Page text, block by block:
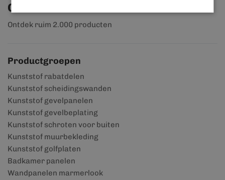
Ontdek ons assortiment
Ontdek ruim 2.000 producten
Productgroepen
Kunststof rabatdelen
Kunststof scheidingswanden
Kunststof gevelpanelen
Kunststof gevelbeplating
Kunststof schroten voor buiten
Kunststof muurbekleding
Kunststof golfplaten
Badkamer panelen
Wandpanelen marmerlook